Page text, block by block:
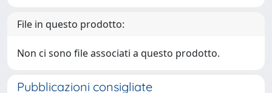
File in questo prodotto:
Non ci sono file associati a questo prodotto.
Pubblicazioni consigliate